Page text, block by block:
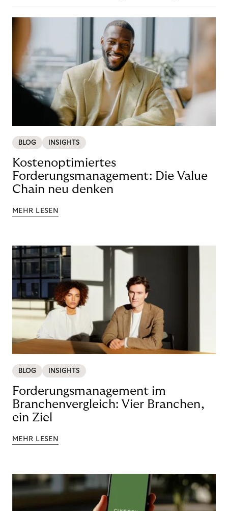
BLOG INSIGHTS
Kostenoptimiertes
Forderungsmanagement: Die Value
Chain neu denken
MEHR LESEN
BLOG INSIGHTS
Forderungsmanagement im
Branchenvergleich: Vier Branchen,
ein Ziel
MEHR LESEN